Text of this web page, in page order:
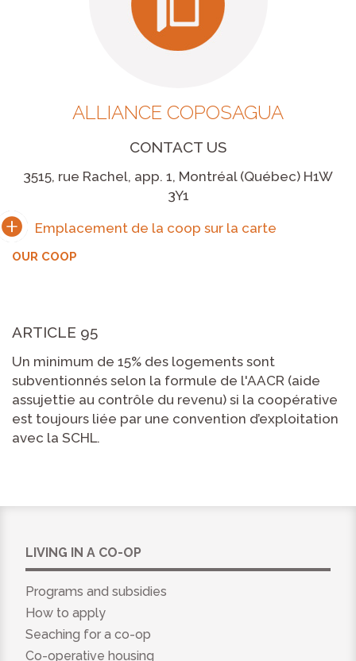
ALLIANCE COPOSAGUA
CONTACT US
3515, rue Rachel, app. 1, Montréal (Québec) H1W
3Y1
OUR COOP
ARTICLE 95
Un minimum de 15% des logements sont
subventionnés selon la formule de l'AACR (aide
assujettie au contrôle du revenu) si la coopérative
est toujours liée par une convention d’exploitation
avec la SCHL.
LIVING IN A CO-OP
Programs and subsidies
How to apply
Seaching for a co-op
Co-operative housing